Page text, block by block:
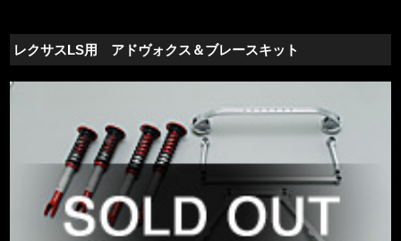
レクサスLS用 アドヴォクス＆ブレースキット